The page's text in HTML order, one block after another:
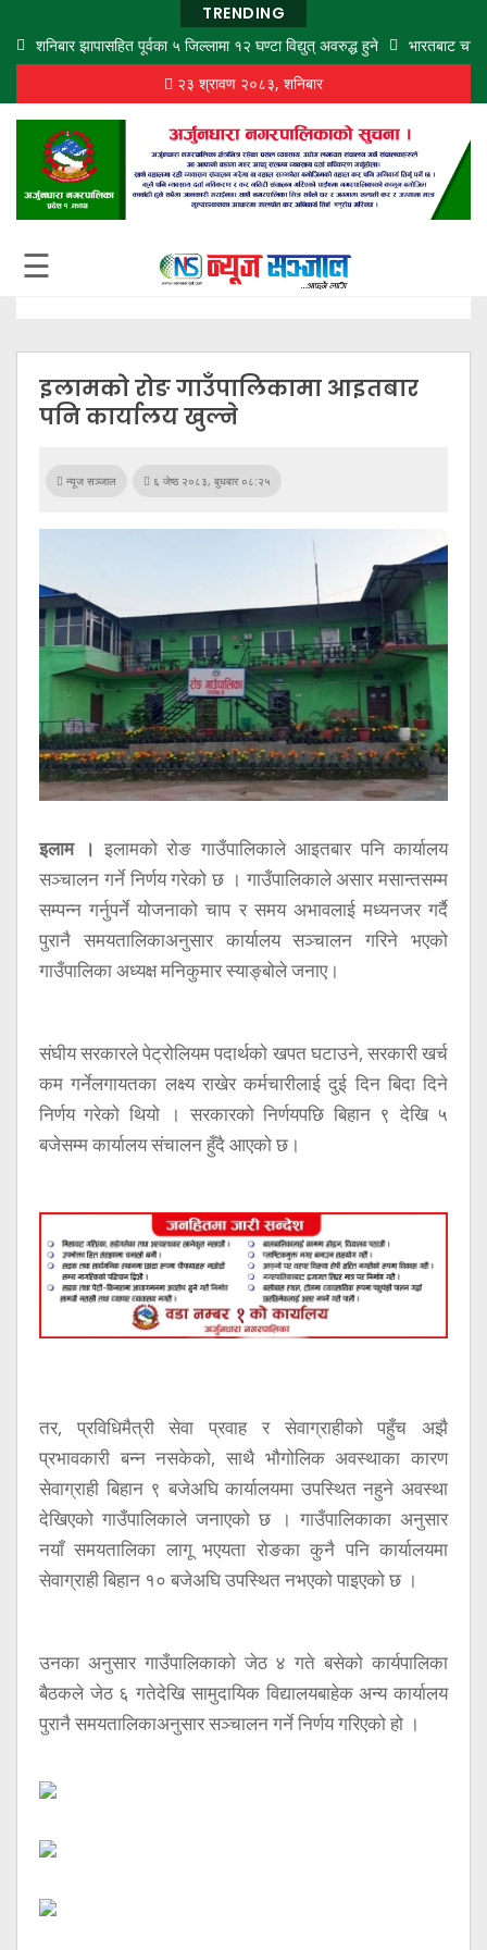
TRENDING
शनिबार झापासहित पूर्वका ५ जिल्लामा १२ घण्टा विद्युत् अवरुद्ध हुने
भारतबाट चार
२३ श्रावण २०८३, शनिबार
☰
इलामको रोङ गाउँपालिकामा आइतबार
पनि कार्यालय खुल्ने
न्यूज सञ्जाल ६ जेष्ठ २०८३, बुधबार ०८:२५
इलाम । इलामको रोङ गाउँपालिकाले आइतबार पनि कार्यालय
सञ्चालन गर्ने निर्णय गरेको छ । गाउँपालिकाले असार मसान्तसम्म
सम्पन्न गर्नुपर्ने योजनाको चाप र समय अभावलाई मध्यनजर गर्दै
पुरानै समयतालिकाअनुसार कार्यालय सञ्चालन गरिने भएको
गाउँपालिका अध्यक्ष मनिकुमार स्याङ्बोले जनाए।
संघीय सरकारले पेट्रोलियम पदार्थको खपत घटाउने, सरकारी खर्च
कम गर्नेलगायतका लक्ष्य राखेर कर्मचारीलाई दुई दिन बिदा दिने
निर्णय गरेको थियो । सरकारको निर्णयपछि बिहान ९ देखि ५
बजेसम्म कार्यालय संचालन हुँदै आएको छ।
तर, प्रविधिमैत्री सेवा प्रवाह र सेवाग्राहीको पहुँच अझै
प्रभावकारी बन्न नसकेको, साथै भौगोलिक अवस्थाका कारण
सेवाग्राही बिहान ९ बजेअघि कार्यालयमा उपस्थित नहुने अवस्था
देखिएको गाउँपालिकाले जनाएको छ । गाउँपालिकाका अनुसार
नयाँ समयतालिका लागू भएयता रोङका कुनै पनि कार्यालयमा
सेवाग्राही बिहान १० बजेअघि उपस्थित नभएको पाइएको छ ।
उनका अनुसार गाउँपालिकाको जेठ ४ गते बसेको कार्यपालिका
बैठकले जेठ ६ गतेदेखि सामुदायिक विद्यालयबाहेक अन्य कार्यालय
पुरानै समयतालिकाअनुसार सञ्चालन गर्ने निर्णय गरिएको हो ।
पृष्ठ
समाज
विचार
शिक्षा
कला
सूचना
प्रविधि
अन्तर्राष्ट्रिय
स्वास्थ्य
विज्ञापन
Tech